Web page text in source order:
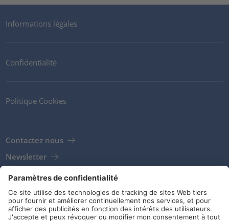
Informations légales
Confidentialité
Politique Cookies
Contactez nous
Newsletter
Clients
Fournisseurs